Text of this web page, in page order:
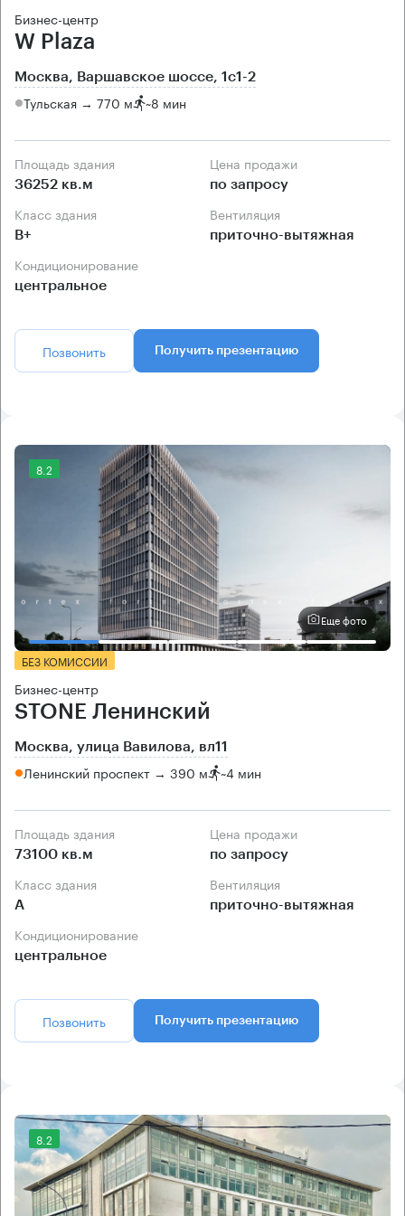
Бизнес-центр
W Plaza
Москва, Варшавское шоссе, 1с1-2
Тульская → 770 м ~8 мин
Площадь здания
36252 кв.м
Цена продажи
по запросу
Класс здания
B+
Вентиляция
приточно-вытяжная
Кондиционирование
центральное
Позвонить Получить презентацию
8.2
Еще фото
БЕЗ КОМИССИИ
Бизнес-центр
STONE Ленинский
Москва, улица Вавилова, вл11
Ленинский проспект → 390 м ~4 мин
Площадь здания
73100 кв.м
Цена продажи
по запросу
Класс здания
А
Вентиляция
приточно-вытяжная
Кондиционирование
центральное
Позвонить Получить презентацию
8.2